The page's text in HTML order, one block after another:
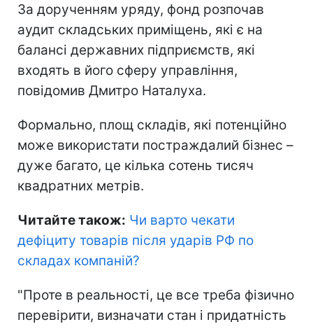
За дорученням уряду, фонд розпочав
аудит складських приміщень, які є на
балансі державних підприємств, які
входять в його сферу управління,
повідомив Дмитро Наталуха.
Формально, площ складів, які потенційно
може використати постраждалий бізнес –
дуже багато, це кілька сотень тисяч
квадратних метрів.
Читайте також: Чи варто чекати
дефіциту товарів після ударів РФ по
складах компаній?
"Проте в реальності, це все треба фізично
перевірити, визначати стан і придатність